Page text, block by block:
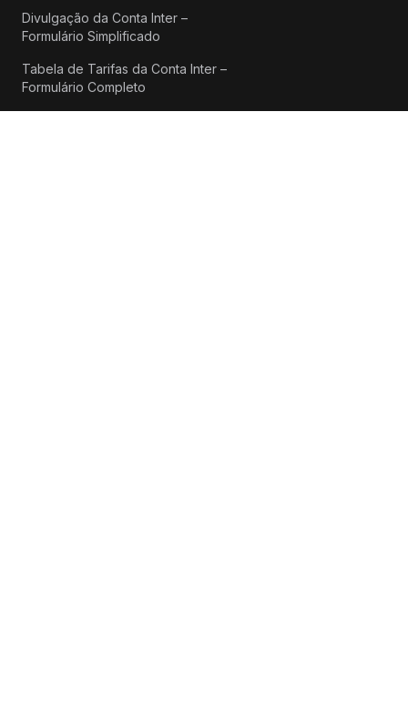
Divulgação da Conta Inter –
Formulário Simplificado
Tabela de Tarifas da Conta Inter –
Formulário Completo